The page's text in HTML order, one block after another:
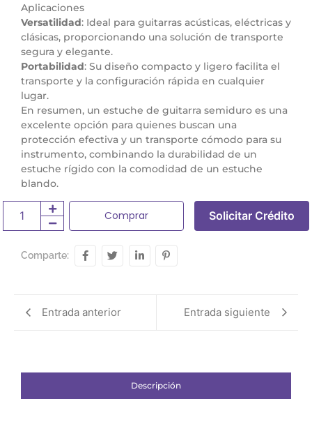
Aplicaciones
Versatilidad: Ideal para guitarras acústicas, eléctricas y
clásicas, proporcionando una solución de transporte
segura y elegante.
Portabilidad: Su diseño compacto y ligero facilita el
transporte y la configuración rápida en cualquier
lugar.
En resumen, un estuche de guitarra semiduro es una
excelente opción para quienes buscan una
protección efectiva y un transporte cómodo para su
instrumento, combinando la durabilidad de un
estuche rígido con la comodidad de un estuche
blando.
Comprar Solicitar Crédito
Comparte:
Entrada anterior Entrada siguiente
Descripción